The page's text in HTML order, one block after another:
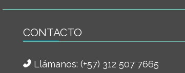
CONTACTO
Llámanos: (+57) 312 507 7665